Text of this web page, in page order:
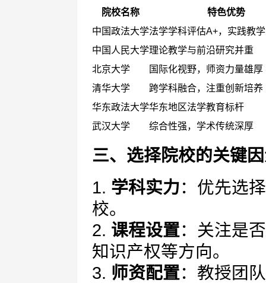
院校名称
特色优势
中国政法大学法学学科评估A+，实践教
中国人民大学理论教学与前沿研究并重
北京大学
国际化视野，师资力量雄厚
清华大学
跨学科融合，注重创新培养
华东政法大学华东地区法学教育标杆
武汉大学
综合性强，学术传统深厚
三、选择院校的关键
1. 学科实力：优先选
校。
2. 课程设置：关注是
知识产权等方向。
3. 师资配置：教授团